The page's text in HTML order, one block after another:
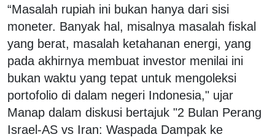
“Masalah rupiah ini bukan hanya dari sisi
moneter. Banyak hal, misalnya masalah fiskal
yang berat, masalah ketahanan energi, yang
pada akhirnya membuat investor menilai ini
bukan waktu yang tepat untuk mengoleksi
portofolio di dalam negeri Indonesia," ujar
Manap dalam diskusi bertajuk "2 Bulan Perang
Israel-AS vs Iran: Waspada Dampak ke